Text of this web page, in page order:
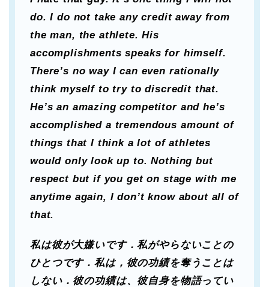
do. I do not take any credit away from
the man, the athlete. His
accomplishments speaks for himself.
There’s no way I can even rationally
think myself to try to discredit that.
He’s an amazing competitor and he’s
accomplished a tremendous amount of
things that I think a lot of athletes
would only look up to. Nothing but
respect but if you get on stage with me
anytime again, I don’t know about all of
that.
私は彼が大嫌いです．私がやらないことの
ひとつです．私は，彼の功績を奪うことは
しない．彼の功績は、彼自身を物語ってい